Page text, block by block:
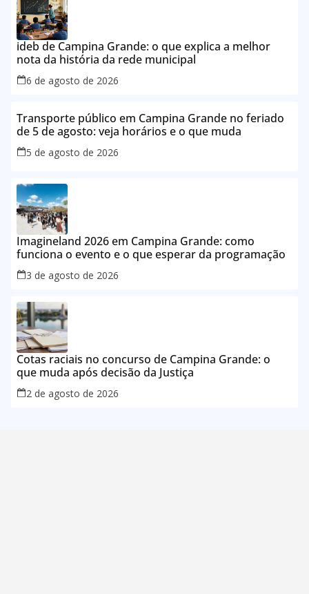
ideb de Campina Grande: o que explica a melhor
nota da história da rede municipal
6 de agosto de 2026
Transporte público em Campina Grande no feriado
de 5 de agosto: veja horários e o que muda
5 de agosto de 2026
Imagineland 2026 em Campina Grande: como
funciona o evento e o que esperar da programação
3 de agosto de 2026
Cotas raciais no concurso de Campina Grande: o
que muda após decisão da Justiça
2 de agosto de 2026